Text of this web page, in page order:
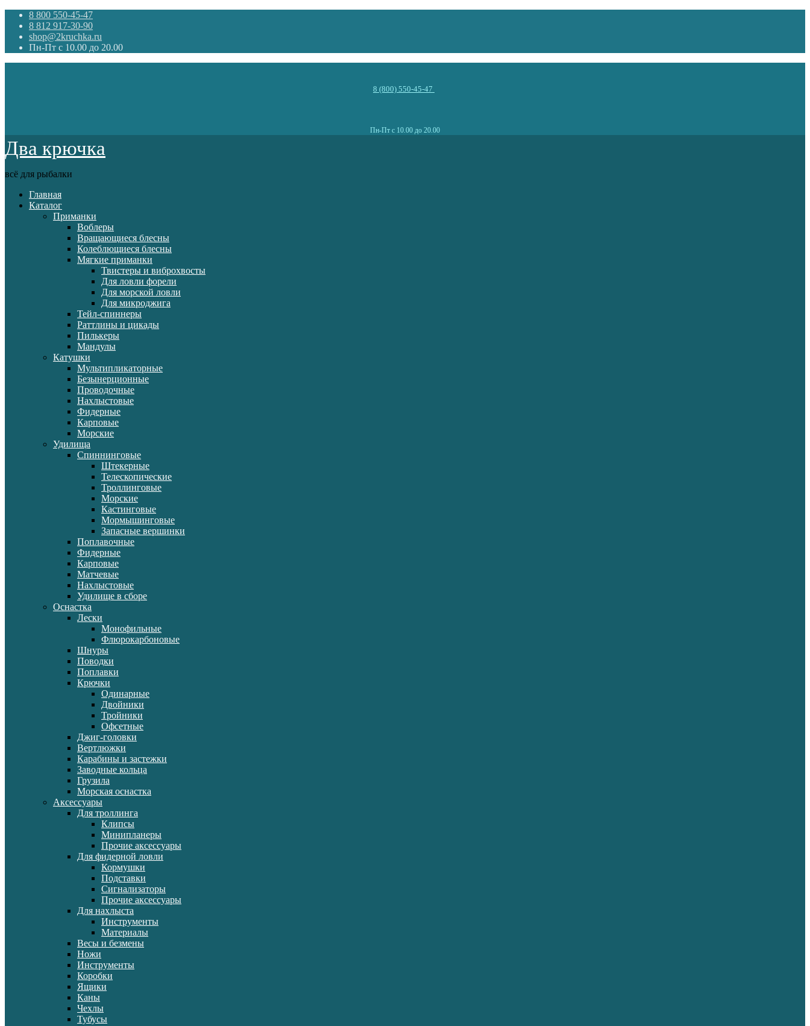
8 800 550-45-47
8 812 917-30-90
shop@2kruchka.ru
Пн-Пт с 10.00 до 20.00
8 (800) 550-45-47
Пн-Пт с 10.00 до 20.00
Два крючка
всё для рыбалки
Главная
Каталог
Приманки
Воблеры
Вращающиеся блесны
Колеблющиеся блесны
Мягкие приманки
Твистеры и виброхвосты
Для ловли форели
Для морской ловли
Для микроджига
Тейл-спиннеры
Раттлины и цикады
Пилькеры
Мандулы
Катушки
Мультипликаторные
Безынерционные
Проводочные
Нахлыстовые
Фидерные
Карповые
Морские
Удилища
Спиннинговые
Штекерные
Телескопические
Троллинговые
Морские
Кастинговые
Мормышинговые
Запасные вершинки
Поплавочные
Фидерные
Карповые
Матчевые
Нахлыстовые
Удилище в сборе
Оснастка
Лески
Монофильные
Флюрокарбоновые
Шнуры
Поводки
Поплавки
Крючки
Одинарные
Двойники
Тройники
Офсетные
Джиг-головки
Вертлюжки
Карабины и застежки
Заводные кольца
Грузила
Морская оснастка
Аксессуары
Для троллинга
Клипсы
Минипланеры
Прочие аксессуары
Для фидерной ловли
Кормушки
Подставки
Сигнализаторы
Прочие аксессуары
Для нахлыста
Инструменты
Материалы
Весы и безмены
Ножи
Инструменты
Коробки
Ящики
Каны
Чехлы
Тубусы